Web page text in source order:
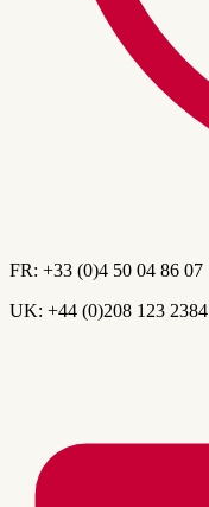
FR: +33 (0)4 50 04 86 07
UK: +44 (0)208 123 2384